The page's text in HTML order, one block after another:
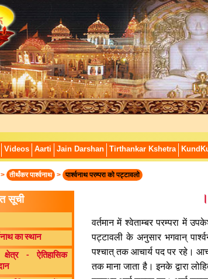
Videos Aarti Jain Darshan Tirthankar Kshetra
तीर्थंकर पार्श्वनाथ > पार्श्वनाथ परम्परा को पट्टावलो
सूची
का स्थान
क्षेत्र - ऐतिहासिक
वर्तमान में श्वेताम्बर परम्परा में
पट्टावली के अनुसार भगवान्
पश्चात् तक आचार्य पद पर रहे।
तक माना जाता है। इनके द्वारा